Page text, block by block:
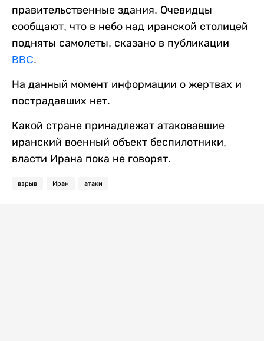
правительственные здания. Очевидцы
сообщают, что в небо над иранской столицей
подняты самолеты, сказано в публикации
BBC.
На данный момент информации о жертвах и
пострадавших нет.
Какой стране принадлежат атаковавшие
иранский военный объект беспилотники,
власти Ирана пока не говорят.
взрыв Иран атаки